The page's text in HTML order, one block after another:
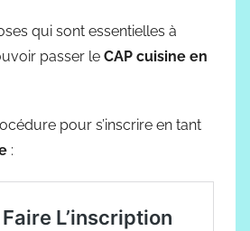
qui sont essentielles à
passer le CAP cuisine en
pour s’inscrire en tant
: